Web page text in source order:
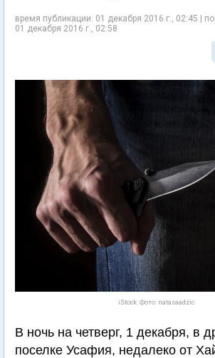
время публикации: 01 декабря 2016 г., 02:45 |
01 декабря 2016 г., 02:58
iStock. Фото: natasaadzic
В ночь на четверг, 1 декабря, в
поселке Усафия, недалеко от